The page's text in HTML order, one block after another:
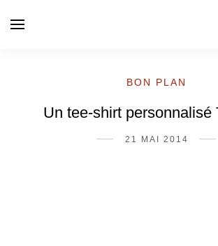
BON PLAN
Un tee-shirt personnalisé
21 MAI 2014